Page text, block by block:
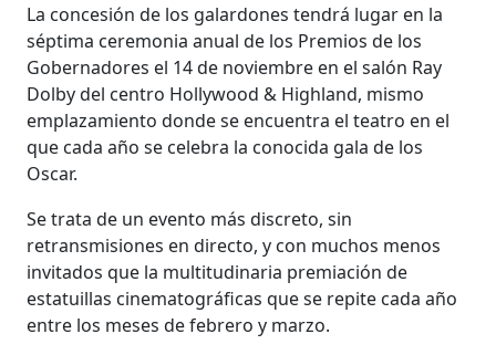
La concesión de los galardones tendrá lugar en la
séptima ceremonia anual de los Premios de los
Gobernadores el 14 de noviembre en el salón Ray
Dolby del centro Hollywood & Highland, mismo
emplazamiento donde se encuentra el teatro en el
que cada año se celebra la conocida gala de los
Oscar.
Se trata de un evento más discreto, sin
retransmisiones en directo, y con muchos menos
invitados que la multitudinaria premiación de
estatuillas cinematográficas que se repite cada año
entre los meses de febrero y marzo.